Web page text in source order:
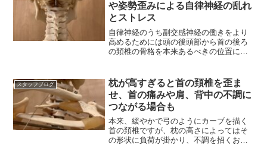
や姿勢歪みによる自律神経の乱れ
とストレス
自律神経のうち副交感神経の働きをより
高めるためには頭の後頭部から首の後ろ
の頚椎の骨格を本来あるべきの位置に整
スタッフブログ
枕が高すぎると首の頚椎を歪ま
せ、首の痛みや肩、背中の不調に
つながる場合も
本来、緩やかで弓のようにカーブを描く
首の頚椎ですが、枕の高さによってはそ
の形状に負荷が掛かり、不調を招くおそ